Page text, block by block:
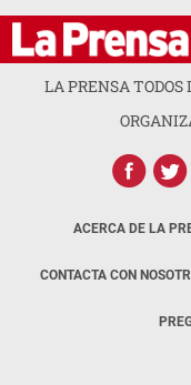
LA PRENSA TODOS
ACERCA DE LA
CONTACTA CON